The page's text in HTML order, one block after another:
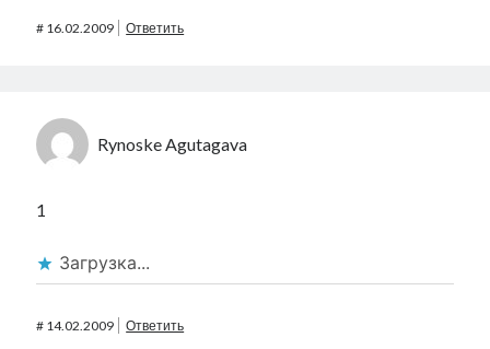
# 16.02.2009 Ответить
Rynoske Agutagava
1
Загрузка...
# 14.02.2009 Ответить